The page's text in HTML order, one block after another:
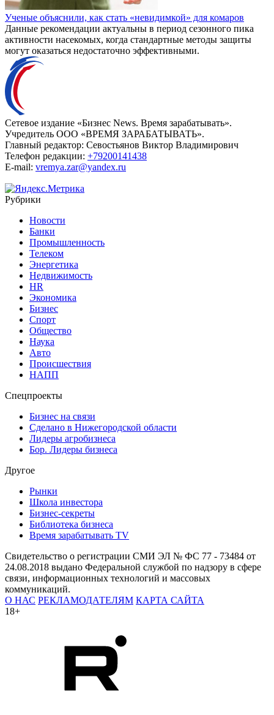
Ученые объяснили, как стать «невидимкой» для комаров
Данные рекомендации актуальны в период сезонного пика
активности насекомых, когда стандартные методы защиты
могут оказаться недостаточно эффективными.
Сетевое издание «Бизнес News. Время зарабатывать».
Учредитель ООО «ВРЕМЯ ЗАРАБАТЫВАТЬ».
Главный редактор: Севостьянов Виктор Владимирович
Телефон редакции: +79200141438
E-mail: vremya.zar@yandex.ru
Рубрики
Новости
Банки
Промышленность
Телеком
Энергетика
Недвижимость
HR
Экономика
Бизнес
Спорт
Общество
Наука
Авто
Происшествия
НАПП
Спецпроекты
Бизнес на связи
Сделано в Нижегородской области
Лидеры агробизнеса
Бор. Лидеры бизнеса
Другое
Рынки
Школа инвестора
Бизнес-секреты
Библиотека бизнеса
Время зарабатывать TV
Свидетельство о регистрации СМИ ЭЛ № ФС 77 - 73484 от
24.08.2018 выдано Федеральной службой по надзору в сфере
связи, информационных технологий и массовых
коммуникаций.
О НАС РЕКЛАМОДАТЕЛЯМ КАРТА САЙТА
18+